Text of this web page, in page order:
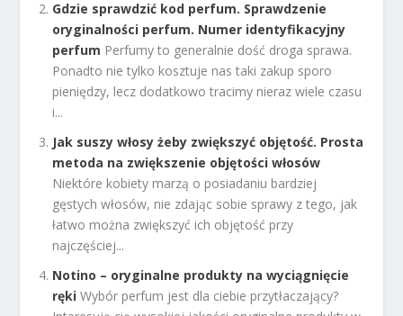
Gdzie sprawdzić kod perfum. Sprawdzenie
oryginalności perfum. Numer identyfikacyjny
perfum Perfumy to generalnie dość droga sprawa.
Ponadto nie tylko kosztuje nas taki zakup sporo
pieniędzy, lecz dodatkowo tracimy nieraz wiele czasu
i...
Jak suszy włosy żeby zwiększyć objętość. Prosta
metoda na zwiększenie objętości włosów
Niektóre kobiety marzą o posiadaniu bardziej
gęstych włosów, nie zdając sobie sprawy z tego, jak
łatwo można zwiększyć ich objętość przy
najczęściej...
Notino – oryginalne produkty na wyciągnięcie
ręki Wybór perfum jest dla ciebie przytłaczający?